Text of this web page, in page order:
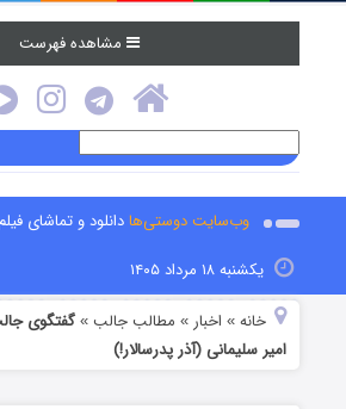
مشاهده فهرست
وب‌سایت دوستی‌هادانلود و تماشای
یکشنبه ۱۸ مرداد ۱۴۰۵
خانه » اخبار » مطالب جالب »گفتگوی
امیر سلیمانی (آذر پدرسالار!)